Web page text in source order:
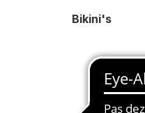
Bikini's